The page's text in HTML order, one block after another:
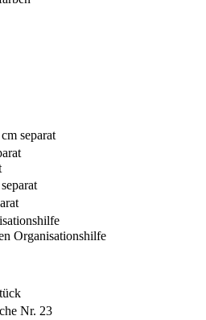
separat
Organisationshilfe
Nr. 23